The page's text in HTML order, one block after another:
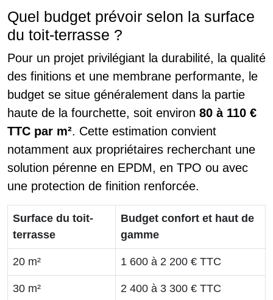
Quel budget prévoir selon la surface
du toit-terrasse ?
Pour un projet privilégiant la durabilité, la qualité
des finitions et une membrane performante, le
budget se situe généralement dans la partie
haute de la fourchette, soit environ 80 à 110 €
TTC par m². Cette estimation convient
notamment aux propriétaires recherchant une
solution pérenne en EPDM, en TPO ou avec
une protection de finition renforcée.
Surface du toit-
terrasse
Budget confort et haut de
gamme
20 m² 1 600 à 2 200 € TTC
30 m² 2 400 à 3 300 € TTC